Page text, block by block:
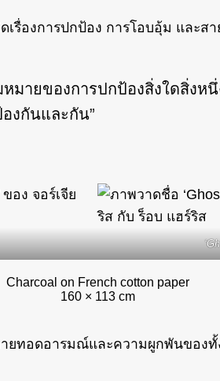
เรื่องการปกป้อง การโอบอุ้ม และ
มายของการปกป้องสิ่งใดสิ่ง
งกันและกัน”
Charcoal on French cotton paper
160 × 113 cm
ยทอดอารมณ์และความผูกพันขอ